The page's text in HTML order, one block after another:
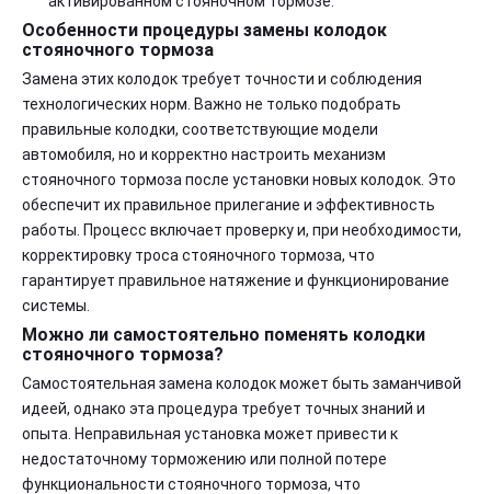
Особенности процедуры замены колодок
стояночного тормоза
Замена этих колодок требует точности и соблюдения
технологических норм. Важно не только подобрать
правильные колодки, соответствующие модели
автомобиля, но и корректно настроить механизм
стояночного тормоза после установки новых колодок. Это
обеспечит их правильное прилегание и эффективность
работы. Процесс включает проверку и, при необходимости,
корректировку троса стояночного тормоза, что
гарантирует правильное натяжение и функционирование
системы.
Можно ли самостоятельно поменять колодки
стояночного тормоза?
Самостоятельная замена колодок может быть заманчивой
идеей, однако эта процедура требует точных знаний и
опыта. Неправильная установка может привести к
недостаточному торможению или полной потере
функциональности стояночного тормоза, что